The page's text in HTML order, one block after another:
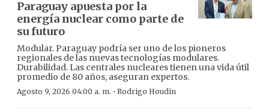
Paraguay apuesta por la
energía nuclear como parte de
su futuro
Modular. Paraguay podría ser uno de los pioneros
regionales de las nuevas tecnologías modulares.
Durabilidad. Las centrales nucleares tienen una vida útil
promedio de 80 años, aseguran expertos.
Agosto 9, 2026 04:00 a. m. · Rodrigo Houdin